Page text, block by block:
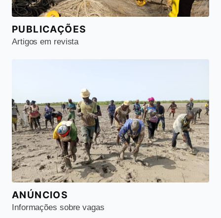
PUBLICAÇÕES
Artigos em revista
ANÚNCIOS
Informações sobre vagas